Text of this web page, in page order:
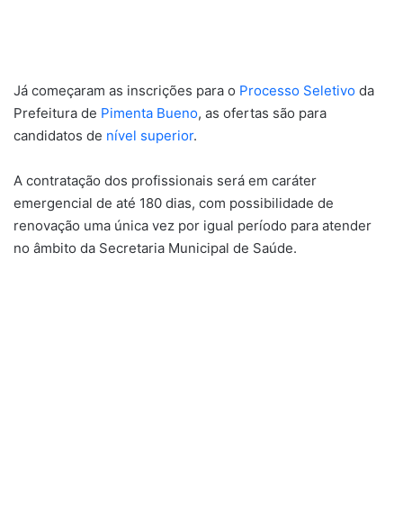
Já começaram as inscrições para o Processo Seletivo da
Prefeitura de Pimenta Bueno, as ofertas são para
candidatos de nível superior.
A contratação dos profissionais será em caráter
emergencial de até 180 dias, com possibilidade de
renovação uma única vez por igual período para atender
no âmbito da Secretaria Municipal de Saúde.